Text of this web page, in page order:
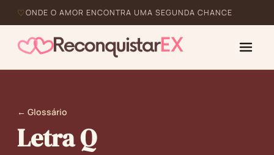
ONDE O AMOR ENCONTRA UMA SEGUNDA CHANCE
← Glossário
Letra Q